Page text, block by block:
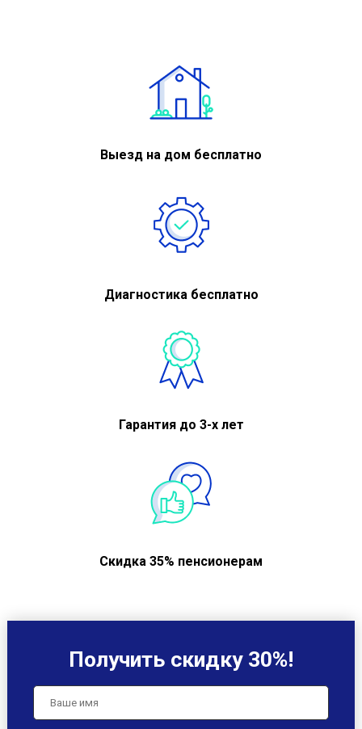
Выезд на дом бесплатно
Диагностика бесплатно
Гарантия до 3-х лет
Скидка 35% пенсионерам
Получить скидку 30%!